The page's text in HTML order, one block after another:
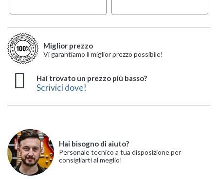
Miglior prezzo
Vi garantiamo il miglior prezzo possibile!
Hai trovato un prezzo più basso?
Scrivici dove!
Hai bisogno di aiuto?
Personale tecnico a tua disposizione per
consigliarti al meglio!